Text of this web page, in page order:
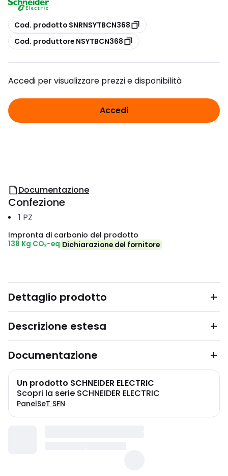
copia
Cod. prodotto SNRNSYTBCN368
copia
Cod. produttore NSYTBCN368
Accedi per visualizzare prezzi e disponibilità
Accedi
Documentazione
Confezione
1 PZ
Impronta di carbonio del prodotto
138 Kg CO₂-eq Dichiarazione del fornitore
Dettaglio prodotto
Descrizione estesa
Documentazione
Un prodotto SCHNEIDER ELECTRIC
Scopri la serie SCHNEIDER ELECTRIC
PanelSeT SFN